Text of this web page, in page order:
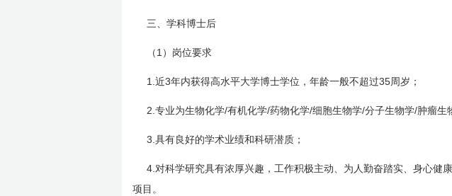
三、学科博士后
（ 1 ）岗位要求
1. 近3年内获得高水平大学博士学位，年龄一般不超过35周岁；
2. 专业为生物化学/有机化学/药物化学/细胞生物学/分子生物学/肿瘤生
3. 具有良好的学术业绩和科研潜质；
4. 对科学研究具有浓厚兴趣，工作积极主动、为人勤奋踏实、身心健
项目。